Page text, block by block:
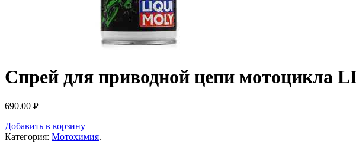
Спрей для приводной цепи мотоцикла
690.00 Р
Добавить в корзину
Категория: Мотохимия.